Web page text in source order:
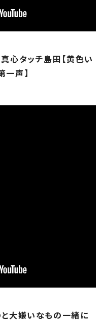
心タッチ島田【黄色い
声】
と大嫌いなもの一緒に